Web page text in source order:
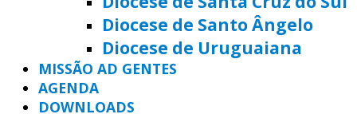
Diocese de Santo Ângelo
Diocese de Uruguaiana
MISSÃO AD GENTES
AGENDA
DOWNLOADS